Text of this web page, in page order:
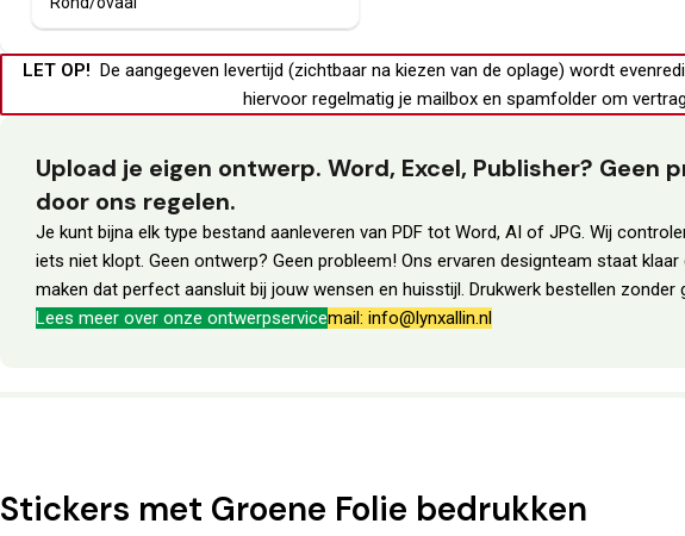
LET OP! De aangegeven levertijd (zichtbaar na kiezen van de oplage) wordt
hiervoor regelmatig je mailbox en spamfolder om
Upload je eigen ontwerp. Word, Excel, Publisher? Geen
door ons regelen.
Je kunt bijna elk type bestand aanleveren van PDF tot Word, AI of JPG. Wij
iets niet klopt. Geen ontwerp? Geen probleem! Ons ervaren designteam staat
maken dat perfect aansluit bij jouw wensen en huisstijl. Drukwerk bestellen zonder
Lees meer over onze ontwerpservicemail: info@lynxallin.nl
Stickers met Groene Folie bedrukken